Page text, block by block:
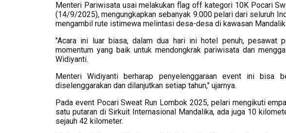
Menteri Pariwisata usai melakukan flag off kategori 10K Pocari
(14/9/2025), mengungkapkan sebanyak 9.000 pelari dari seluruh
mengambil rute istimewa melintasi desa-desa di kawasan
"Acara ini luar biasa, dalam dua hari ini hotel penuh, pesawat
momentum yang baik untuk mendongkrak pariwisata dan
Widiyanti.
Menteri Widiyanti berharap penyelenggaraan event ini bisa
diselenggarakan dan dilanjutkan setiap tahun," ujarnya.
Pada event Pocari Sweat Run Lombok 2025, pelari mengikuti
satu putaran di Sirkuit Internasional Mandalika, ada juga 10
sejauh 42 kilometer.